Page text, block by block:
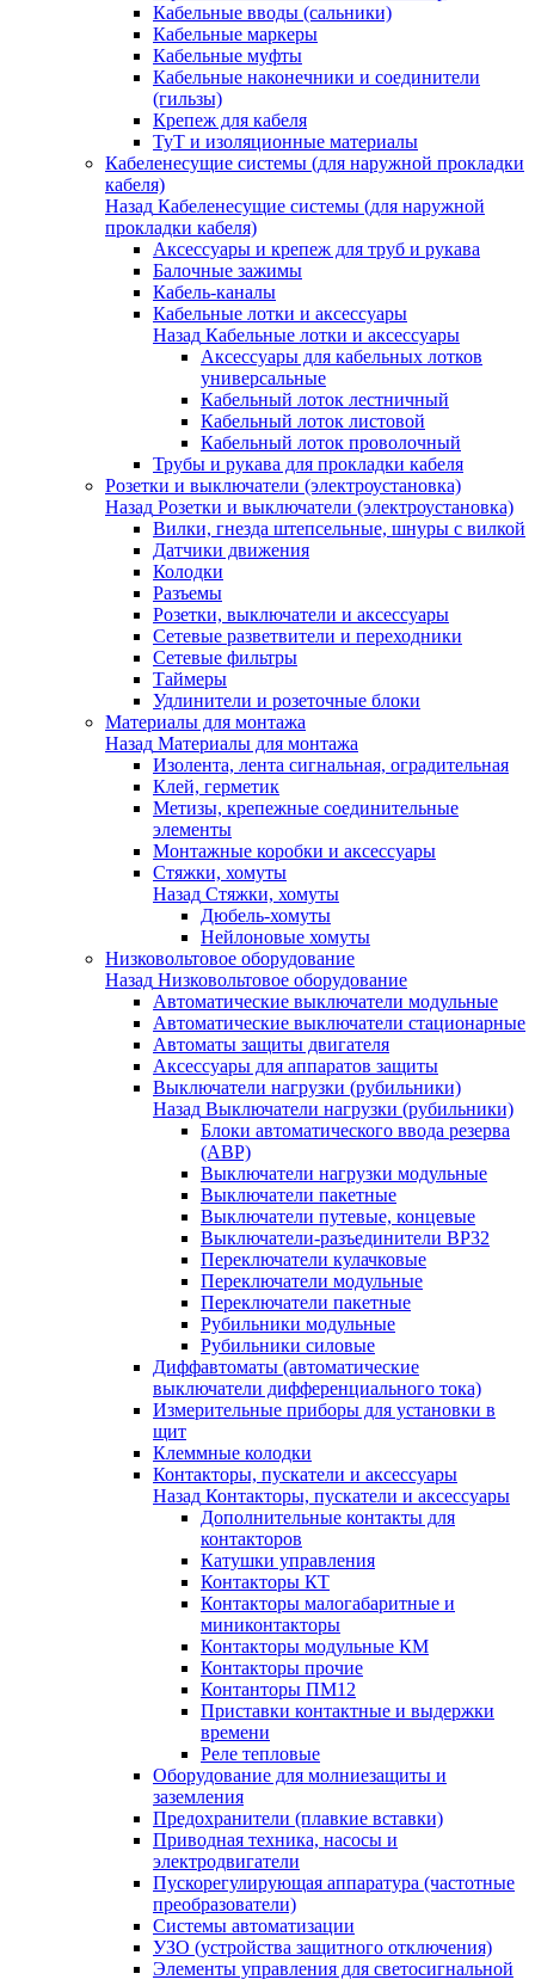
Кабельные вводы (сальники)
Кабельные маркеры
Кабельные муфты
Кабельные наконечники и соединители
(гильзы)
Крепеж для кабеля
ТуТ и изоляционные материалы
Кабеленесущие системы (для наружной прокладки
кабеля)
Назад Кабеленесущие системы (для наружной
прокладки кабеля)
Аксессуары и крепеж для труб и рукава
Балочные зажимы
Кабель-каналы
Кабельные лотки и аксессуары
Назад Кабельные лотки и аксессуары
Аксессуары для кабельных лотков
универсальные
Кабельный лоток лестничный
Кабельный лоток листовой
Кабельный лоток проволочный
Трубы и рукава для прокладки кабеля
Розетки и выключатели (электроустановка)
Назад Розетки и выключатели (электроустановка)
Вилки, гнезда штепсельные, шнуры с вилкой
Датчики движения
Колодки
Разъемы
Розетки, выключатели и аксессуары
Сетевые разветвители и переходники
Сетевые фильтры
Таймеры
Удлинители и розеточные блоки
Материалы для монтажа
Назад Материалы для монтажа
Изолента, лента сигнальная, оградительная
Клей, герметик
Метизы, крепежные соединительные
элементы
Монтажные коробки и аксессуары
Стяжки, хомуты
Назад Стяжки, хомуты
Дюбель-хомуты
Нейлоновые хомуты
Низковольтовое оборудование
Назад Низковольтовое оборудование
Автоматические выключатели модульные
Автоматические выключатели стационарные
Автоматы защиты двигателя
Аксессуары для аппаратов защиты
Выключатели нагрузки (рубильники)
Назад Выключатели нагрузки (рубильники)
Блоки автоматического ввода резерва
(АВР)
Выключатели нагрузки модульные
Выключатели пакетные
Выключатели путевые, концевые
Выключатели-разъединители ВР32
Переключатели кулачковые
Переключатели модульные
Переключатели пакетные
Рубильники модульные
Рубильники силовые
Диффавтоматы (автоматические
выключатели дифференциального тока)
Измерительные приборы для установки в
щит
Клеммные колодки
Контакторы, пускатели и аксессуары
Назад Контакторы, пускатели и аксессуары
Дополнительные контакты для
контакторов
Катушки управления
Контакторы КТ
Контакторы малогабаритные и
миниконтакторы
Контакторы модульные КМ
Контакторы прочие
Контанторы ПМ12
Приставки контактные и выдержки
времени
Реле тепловые
Оборудование для молниезащиты и
заземления
Предохранители (плавкие вставки)
Приводная техника, насосы и
электродвигатели
Пускорегулирующая аппаратура (частотные
преобразователи)
Системы автоматизации
УЗО (устройства защитного отключения)
Элементы управления для светосигнальной